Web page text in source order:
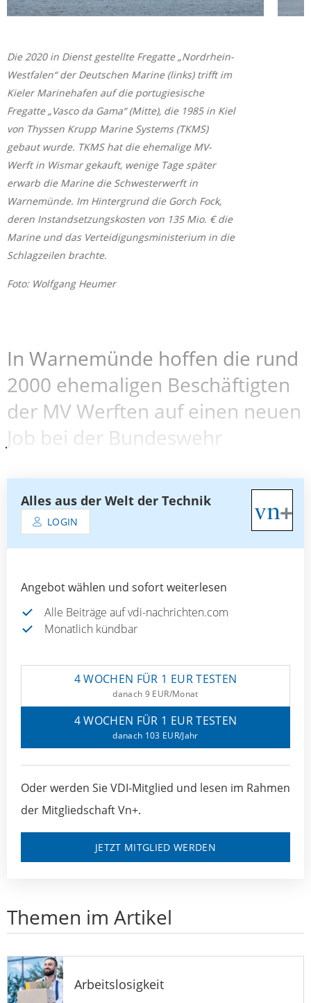
Die 2020 in Dienst gestellte Fregatte „Nordrhein-
Westfalen“ der Deutschen Marine (links) trifft im
Kieler Marinehafen auf die portugiesische
Fregatte „Vasco da Gama“ (Mitte), die 1985 in Kiel
von Thyssen Krupp Marine Systems (TKMS)
gebaut wurde. TKMS hat die ehemalige MV-
Werft in Wismar gekauft, wenige Tage später
erwarb die Marine die Schwesterwerft in
Warnemünde. Im Hintergrund die Gorch Fock,
deren Instandsetzungskosten von 135 Mio. € die
Marine und das Verteidigungsministerium in die
Schlagzeilen brachte.
Foto: Wolfgang Heumer
In Warnemünde hoffen die rund
2000 ehemaligen Beschäftigten
der MV Werften auf einen neuen
Job bei der Bundeswehr
Alles aus der Welt der Technik
LOGIN
Angebot wählen und sofort weiterlesen
Alle Beiträge auf vdi-nachrichten.com
Monatlich kündbar
4 WOCHEN FÜR 1 EUR TESTEN
danach 9 EUR/Monat
4 WOCHEN FÜR 1 EUR TESTEN
danach 103 EUR/Jahr
Oder werden Sie VDI-Mitglied und lesen im Rahmen
der Mitgliedschaft Vn+.
JETZT MITGLIED WERDEN
Themen im Artikel
Arbeitslosigkeit